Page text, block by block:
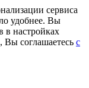
сервиса
удобнее. Вы
в настройках
Вы соглашаетесь c